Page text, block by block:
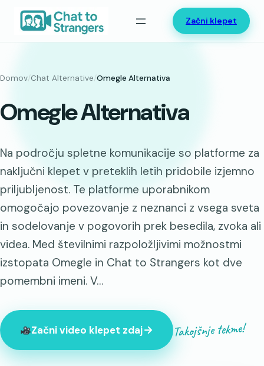
Preskoči
Začni klepet
Domov/Chat Alternative/Omegle Alternativa
Omegle Alternativa
Na področju spletne komunikacije so platforme za
naključni klepet v preteklih letih pridobile izjemno
priljubljenost. Te platforme uporabnikom
omogočajo povezovanje z neznanci z vsega sveta
in sodelovanje v pogovorih prek besedila, zvoka ali
videa. Med številnimi razpoložljivimi možnostmi
izstopata Omegle in Chat to Strangers kot dve
pomembni imeni. V…
Začni video klepet zdaj Takojšnje tekme!